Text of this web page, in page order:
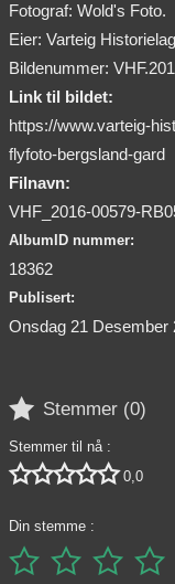
Fotograf: Wold's Foto.
Eier: Varteig
Bildenummer:
Link til bildet:
https://www.varteig-
flyfoto-bergsland-gard
Filnavn:
VHF_2016-00579-
AlbumID nummer:
18362
Publisert:
Onsdag 21 Desember
 Stemmer (0)
Stemmer til nå :
 0,0
Din stemme :
   